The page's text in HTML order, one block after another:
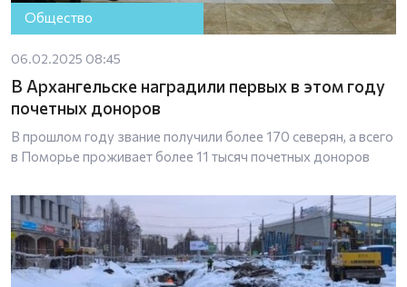
Общество
06.02.2025 08:45
В Архангельске наградили первых в этом году
почетных доноров
В прошлом году звание получили более 170 северян, а всего
в Поморье проживает более 11 тысяч почетных доноров